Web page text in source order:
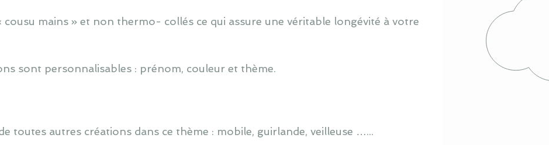
cousu mains » et non thermo- collés ce qui assure une véritable longévité à votre
sont personnalisables : prénom, couleur et thème.
toutes autres créations dans ce thème : mobile, guirlande, veilleuse …...